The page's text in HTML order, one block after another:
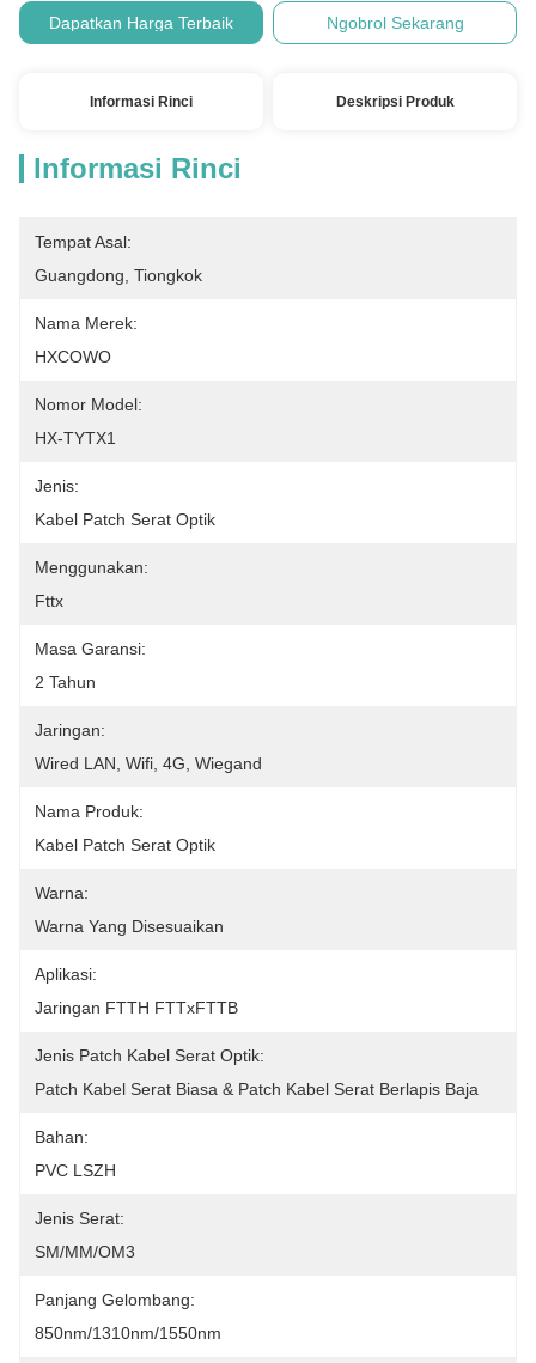
Dapatkan Harga Terbaik Ngobrol Sekarang
Informasi Rinci Deskripsi Produk
Informasi Rinci
Tempat Asal:
Guangdong, Tiongkok
Nama Merek:
HXCOWO
Nomor Model:
HX-TYTX1
Jenis:
Kabel Patch Serat Optik
Menggunakan:
Fttx
Masa Garansi:
2 Tahun
Jaringan:
Wired LAN, Wifi, 4G, Wiegand
Nama Produk:
Kabel Patch Serat Optik
Warna:
Warna Yang Disesuaikan
Aplikasi:
Jaringan FTTH FTTxFTTB
Jenis Patch Kabel Serat Optik:
Patch Kabel Serat Biasa & Patch Kabel Serat Berlapis Baja
Bahan:
PVC LSZH
Jenis Serat:
SM/MM/OM3
Panjang Gelombang:
850nm/1310nm/1550nm